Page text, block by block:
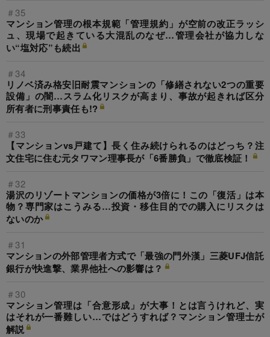
＃35
マンション管理の根本規範「管理規約」が空前の改正ラッシ
ュ、現場で起きている大混乱のなぜ…管理会社が協力しな
い“塩対応”も続出
＃34
リノベ済み格安旧耐震マンションの「修繕されない2つの重要
設備」の闇…スラム化リスクが高まり、事故が起きれば区分
所有者に刑事責任も!?
＃33
【マンションvs戸建て】長く住み続けられるのはどっち？注
文住宅に住む元タワマン理事長が「6番勝負」で徹底検証！
＃32
湯沢のリゾートマンションの価格が3倍に！この「復活」は本
物？専門家はこうみる…投資・移住目的での購入にリスクは
ないのか
＃31
マンションの外部管理者方式で「最強の門外漢」三菱UFJ信託
銀行が快進撃、業界他社への影響は？
＃30
マンション管理は「合意形成」が大事！とは言うけれど、実
はそれが一番難しい…ではどうすれば？マンション管理士が
解説